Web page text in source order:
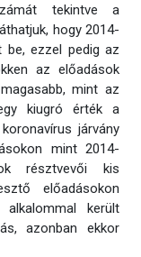
tekintve a
hogy 2014-
be, ezzel pedig az
az előadások
mint az
kiugró érték a
járvány
mint 2014-
résztvevői kis
előadásokon
került
azonban ekkor